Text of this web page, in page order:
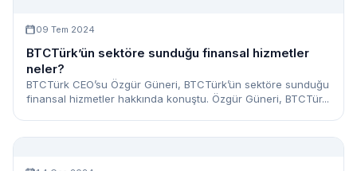
09 Tem 2024
BTCTürk’ün sektöre sunduğu finansal hizmetler
neler?
BTCTürk CEO’su Özgür Güneri, BTCTürk’ün sektöre sunduğu
finansal hizmetler hakkında konuştu. Özgür Güneri, BTCTür...